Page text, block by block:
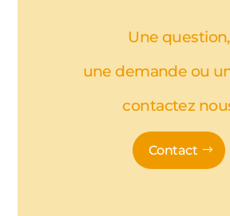
Une question,
une demande ou
contactez
Contact